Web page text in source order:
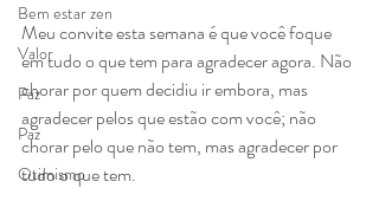
Bem estar zen
Valor
Paz
Paz
Otimismo
Meu convite esta semana é que você foque
em tudo o que tem para agradecer agora. Não
chorar por quem decidiu ir embora, mas
agradecer pelos que estão com você; não
chorar pelo que não tem, mas agradecer por
tudo o que tem.